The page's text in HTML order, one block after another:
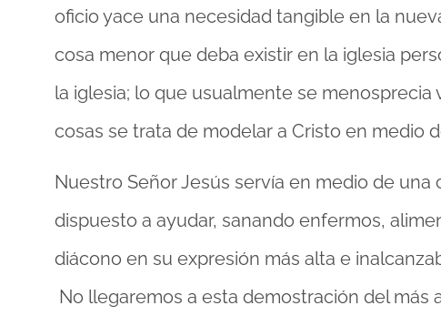
oficio yace una necesidad tangible en la
cosa menor que deba existir en la iglesia
la iglesia; lo que usualmente se
cosas se trata de modelar a Cristo en medio
Nuestro Señor Jesús servía en medio de
dispuesto a ayudar, sanando enfermos,
diácono en su expresión más alta e
No llegaremos a esta demostración del